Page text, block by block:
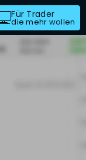
Für Trader
die mehr wollen